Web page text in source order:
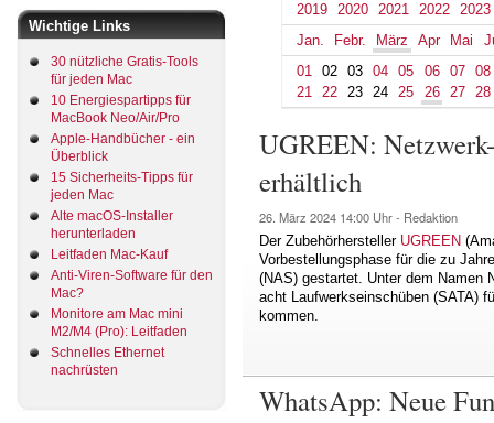
Wichtige Links
30 nützliche Gratis-Tools
für jeden Mac
10 Energiespartipps für
MacBook Neo/Air/Pro
Apple-Handbücher - ein
Überblick
15 Sicherheits-Tipps für
jeden Mac
Alte macOS-Installer
herunterladen
Leitfaden Mac-Kauf
Anti-Viren-Software für den
Mac?
Monitore am Mac mini
M2/M4 (Pro): Leitfaden
Schnelles Ethernet
nachrüsten
2019
2020 2021 2022
2023
Jan.
Febr. März Apr Mai
01
02 03 04 05 06 07
08
21
22 23 24 25 26 27 28
UGREEN:
erhältlich
26. März 2024 14:00 Uhr - Redaktion
Der Zubehörhersteller UGREEN
Vorbestellungsphase für die zu
(NAS) gestartet. Unter dem Namen
acht Laufwerkseinschüben (SATA)
kommen.
WhatsApp: Neue